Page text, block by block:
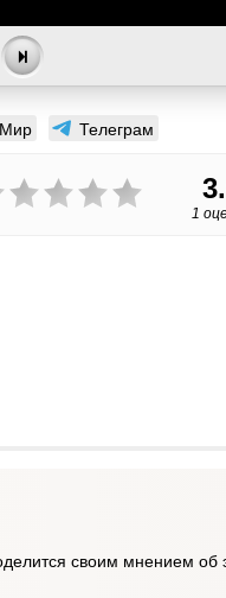
Телеграм
1
своим мнением об